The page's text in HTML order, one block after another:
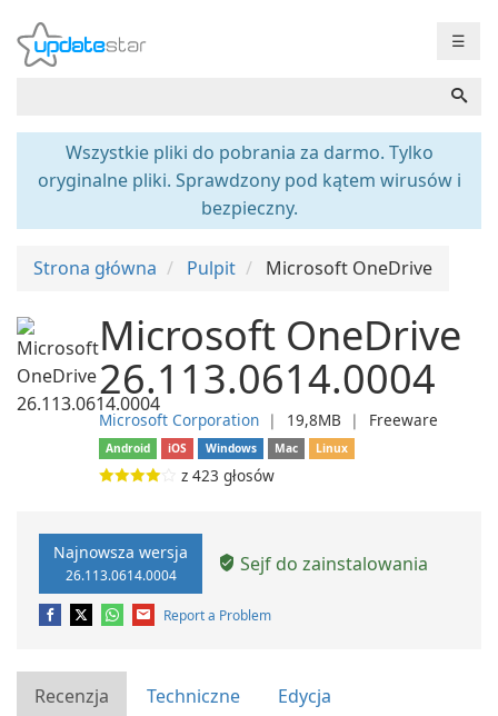
☰
Wszystkie pliki do pobrania za darmo. Tylko
oryginalne pliki. Sprawdzony pod kątem wirusów i
bezpieczny.
Strona główna Pulpit Microsoft OneDrive
Microsoft OneDrive
26.113.0614.0004
Microsoft Corporation ❘ 19,8MB ❘ Freeware
Android iOS Windows Mac Linux
z 423 głosów
Najnowsza wersja
26.113.0614.0004 Sejf do zainstalowania
Report a Problem
Recenzja Techniczne Edycja